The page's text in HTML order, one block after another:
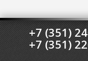
+7 (351)
+7 (351)